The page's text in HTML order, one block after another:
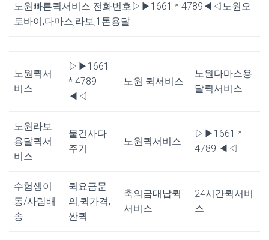
노원빠른퀵서비스 전화번호▷▶1661 * 4789◀◁노원오
토바이,다마스,라보,1톤용달
노원퀵서
비스
▷▶1661
* 4789
◀◁
노원 퀵서비스
노원다마스용
달퀵서비스
노원라보
용달퀵서
비스
물건사다
주기
노원퀵서비스
▷▶1661 *
4789 ◀◁
수험생이
동/사람배
송
퀵요금문
의,퀵가격,
싼퀵
축의금대납퀵
서비스
24시간퀵서비
스